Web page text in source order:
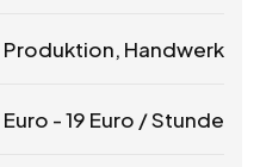
Produktion, Handwerk
Euro -19 Euro / Stunde